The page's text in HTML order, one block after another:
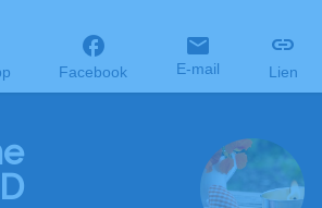
Facebook E-mail Lien